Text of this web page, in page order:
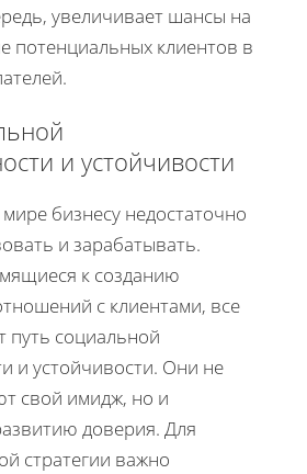
увеличивает шансы на
потенциальных клиентов в
и устойчивости
бизнесу недостаточно
и зарабатывать.
к созданию
с клиентами, все
социальной
и устойчивости. Они не
свой имидж, но и
доверия. Для
стратегии важно